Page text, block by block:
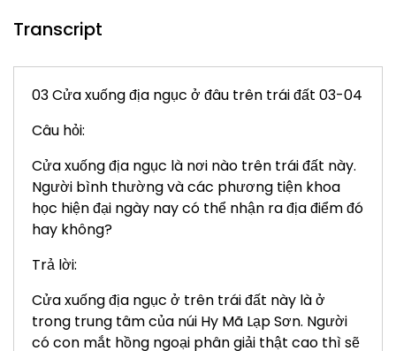
Transcript
03 Cửa xuống địa ngục ở đâu trên trái đất 03-04
Câu hỏi:
Cửa xuống địa ngục là nơi nào trên trái đất này.
Người bình thường và các phương tiện khoa
học hiện đại ngày nay có thể nhận ra địa điểm đó
hay không?
Trả lời:
Cửa xuống địa ngục ở trên trái đất này là ở
trong trung tâm của núi Hy Mã Lạp Sơn. Người
có con mắt hồng ngoại phân giải thật cao thì sẽ